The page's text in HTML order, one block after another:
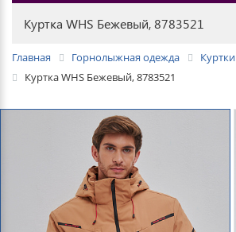
Куртка WHS Бежевый, 8783521
Главная Горнолыжная одежда
Куртки
Куртка WHS Бежевый, 8783521